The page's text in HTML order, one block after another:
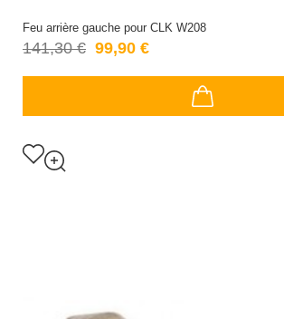
Feu arrière gauche pour CLK W208
141,30 € 99,90 €